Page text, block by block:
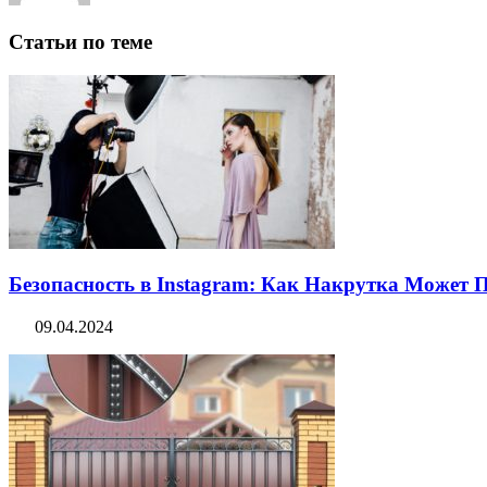
Статьи по теме
Безопасность в Instagram: Как Накрутка
09.04.2024